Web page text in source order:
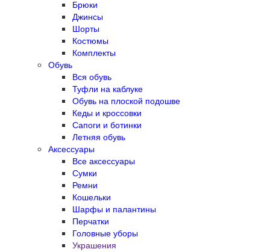
Брюки
Джинсы
Шорты
Костюмы
Комплекты
Обувь
Вся обувь
Туфли на каблуке
Обувь на плоской подошве
Кеды и кроссовки
Сапоги и ботинки
Летняя обувь
Аксессуары
Все аксессуары
Сумки
Ремни
Кошельки
Шарфы и палантины
Перчатки
Головные уборы
Украшения